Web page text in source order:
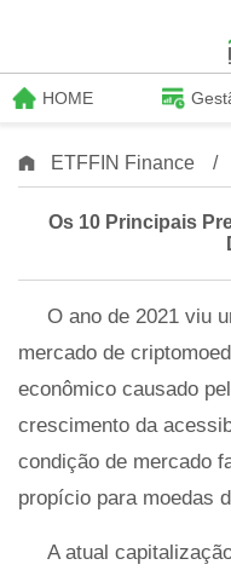
HOME
ETFFIN Finance
Os 10 Principais
O ano de 2021 viu
mercado de
econômico causado
crescimento da
condição de mercado
propício para moedas
A atual